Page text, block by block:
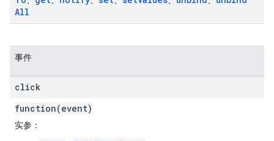
All
事件
click
function(event)
实参 ：